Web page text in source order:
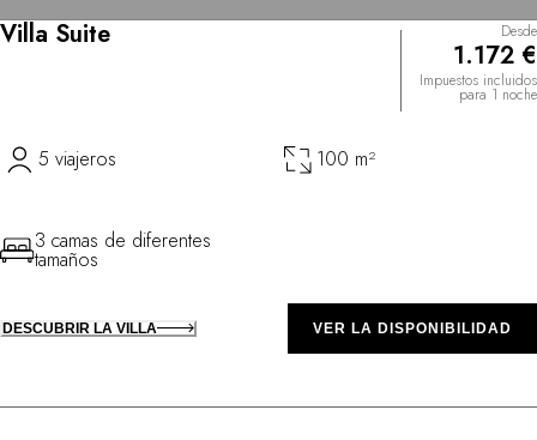
Villa Suite Desde
1.172 €
Impuestos incluidos
para 1 noche
5 viajeros 100 m²
3 camas de diferentes
tamaños
DESCUBRIR LA VILLA VER LA DISPONIBILIDAD